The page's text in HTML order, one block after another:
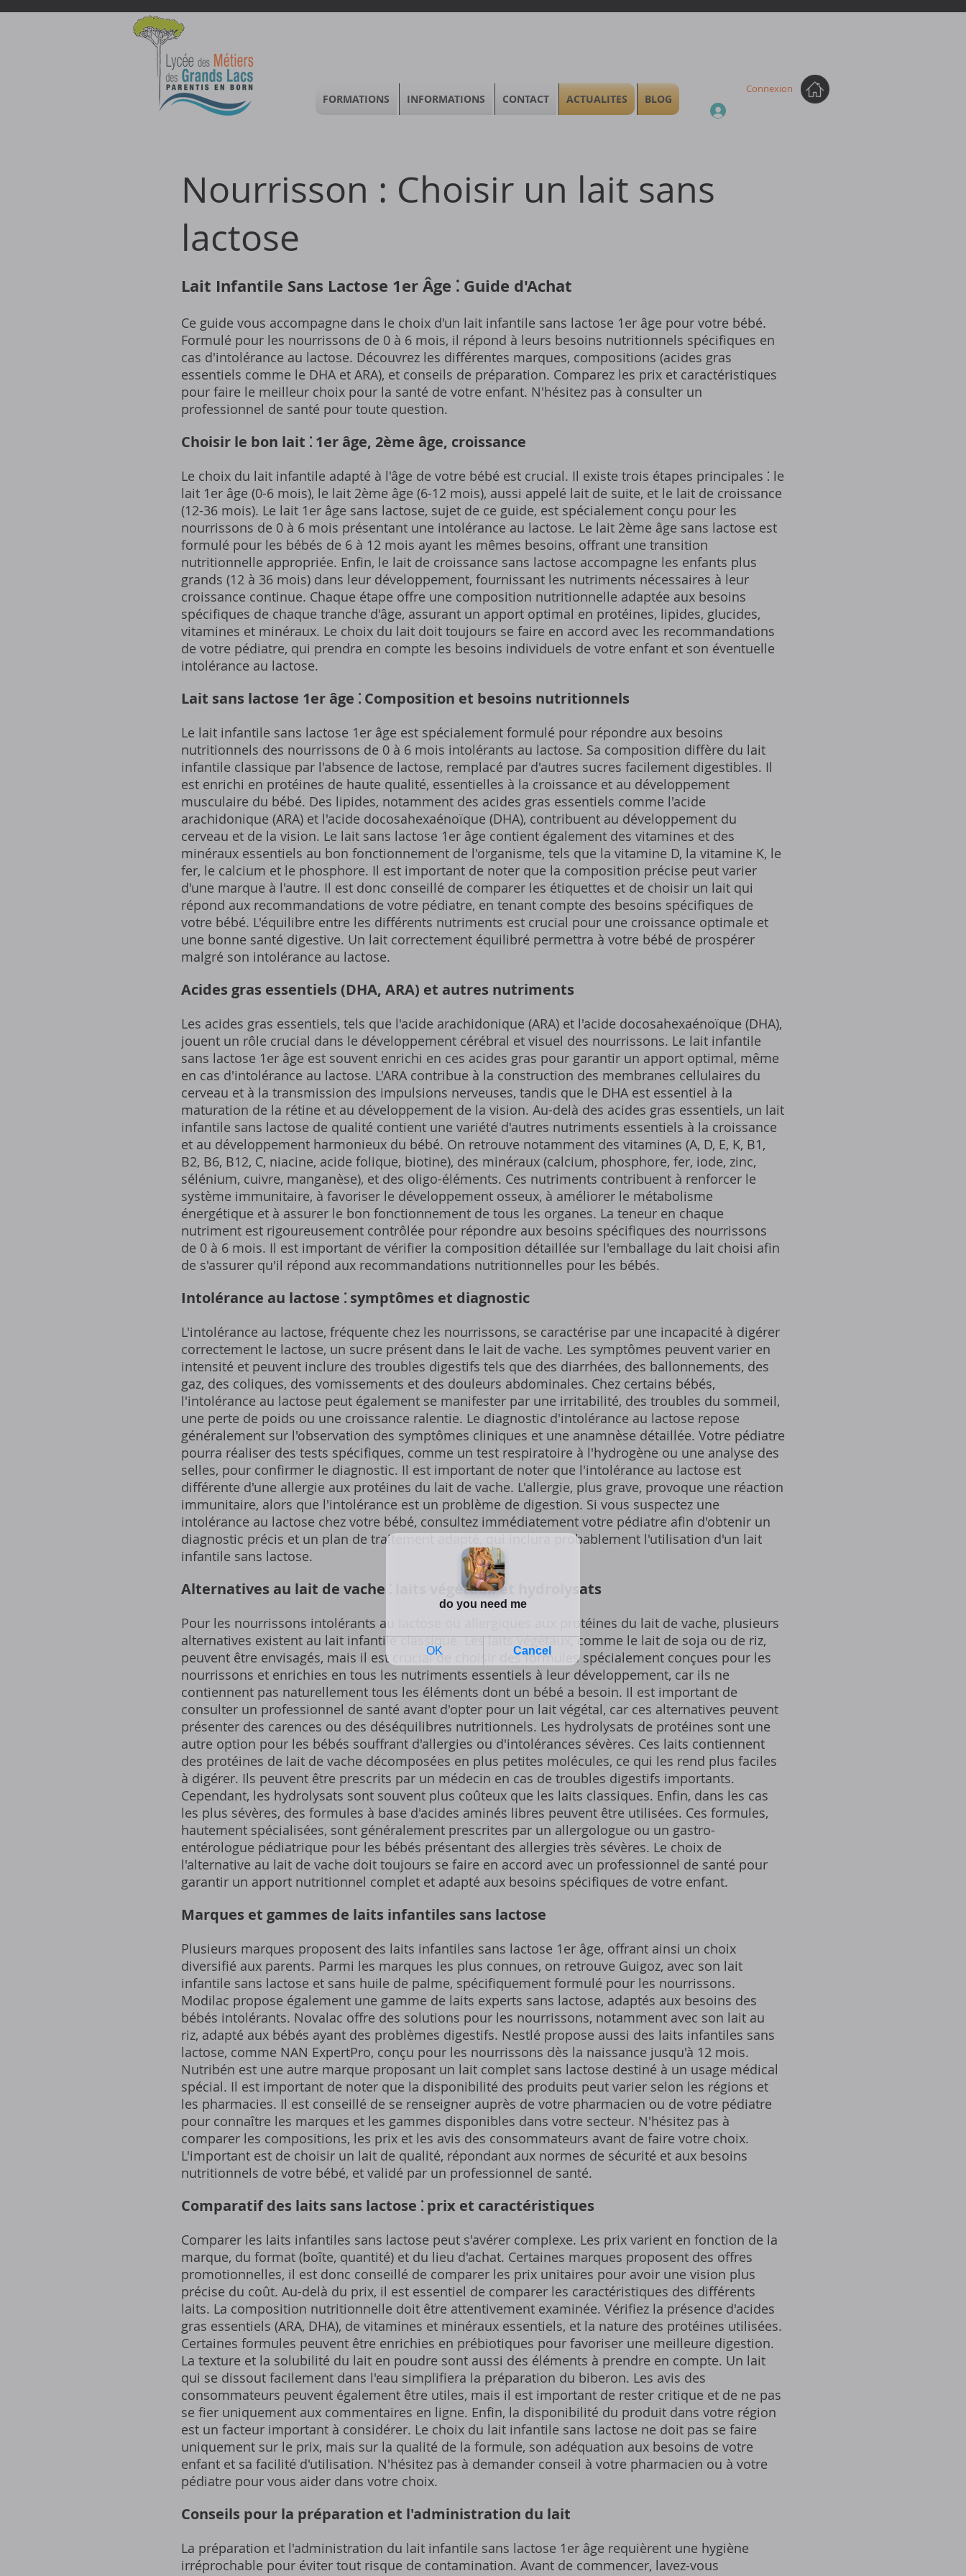
Connexion
Nourrisson : Choisir un lait sans
lactose
Lait Infantile Sans Lactose 1er Âge ⁚ Guide d'Achat
Ce guide vous accompagne dans le choix d'un lait infantile sans lactose 1er âge pour votre bébé.
Formulé pour les nourrissons de 0 à 6 mois, il répond à leurs besoins nutritionnels spécifiques en
cas d'intolérance au lactose. Découvrez les différentes marques, compositions (acides gras
essentiels comme le DHA et ARA), et conseils de préparation. Comparez les prix et caractéristiques
pour faire le meilleur choix pour la santé de votre enfant. N'hésitez pas à consulter un
professionnel de santé pour toute question.
Choisir le bon lait ⁚ 1er âge, 2ème âge, croissance
Le choix du lait infantile adapté à l'âge de votre bébé est crucial. Il existe trois étapes principales ⁚ le
lait 1er âge (0-6 mois), le lait 2ème âge (6-12 mois), aussi appelé lait de suite, et le lait de croissance
(12-36 mois). Le lait 1er âge sans lactose, sujet de ce guide, est spécialement conçu pour les
nourrissons de 0 à 6 mois présentant une intolérance au lactose. Le lait 2ème âge sans lactose est
formulé pour les bébés de 6 à 12 mois ayant les mêmes besoins, offrant une transition
nutritionnelle appropriée. Enfin, le lait de croissance sans lactose accompagne les enfants plus
grands (12 à 36 mois) dans leur développement, fournissant les nutriments nécessaires à leur
croissance continue. Chaque étape offre une composition nutritionnelle adaptée aux besoins
spécifiques de chaque tranche d'âge, assurant un apport optimal en protéines, lipides, glucides,
vitamines et minéraux. Le choix du lait doit toujours se faire en accord avec les recommandations
de votre pédiatre, qui prendra en compte les besoins individuels de votre enfant et son éventuelle
intolérance au lactose.
Lait sans lactose 1er âge ⁚ Composition et besoins nutritionnels
Le lait infantile sans lactose 1er âge est spécialement formulé pour répondre aux besoins
nutritionnels des nourrissons de 0 à 6 mois intolérants au lactose. Sa composition diffère du lait
infantile classique par l'absence de lactose, remplacé par d'autres sucres facilement digestibles. Il
est enrichi en protéines de haute qualité, essentielles à la croissance et au développement
musculaire du bébé. Des lipides, notamment des acides gras essentiels comme l'acide
arachidonique (ARA) et l'acide docosahexaénoïque (DHA), contribuent au développement du
cerveau et de la vision. Le lait sans lactose 1er âge contient également des vitamines et des
minéraux essentiels au bon fonctionnement de l'organisme, tels que la vitamine D, la vitamine K, le
fer, le calcium et le phosphore. Il est important de noter que la composition précise peut varier
d'une marque à l'autre. Il est donc conseillé de comparer les étiquettes et de choisir un lait qui
répond aux recommandations de votre pédiatre, en tenant compte des besoins spécifiques de
votre bébé. L'équilibre entre les différents nutriments est crucial pour une croissance optimale et
une bonne santé digestive. Un lait correctement équilibré permettra à votre bébé de prospérer
malgré son intolérance au lactose.
Acides gras essentiels (DHA, ARA) et autres nutriments
Les acides gras essentiels, tels que l'acide arachidonique (ARA) et l'acide docosahexaénoïque (DHA),
jouent un rôle crucial dans le développement cérébral et visuel des nourrissons. Le lait infantile
sans lactose 1er âge est souvent enrichi en ces acides gras pour garantir un apport optimal, même
en cas d'intolérance au lactose. L'ARA contribue à la construction des membranes cellulaires du
cerveau et à la transmission des impulsions nerveuses, tandis que le DHA est essentiel à la
maturation de la rétine et au développement de la vision. Au-delà des acides gras essentiels, un lait
infantile sans lactose de qualité contient une variété d'autres nutriments essentiels à la croissance
et au développement harmonieux du bébé. On retrouve notamment des vitamines (A, D, E, K, B1,
B2, B6, B12, C, niacine, acide folique, biotine), des minéraux (calcium, phosphore, fer, iode, zinc,
sélénium, cuivre, manganèse), et des oligo-éléments. Ces nutriments contribuent à renforcer le
système immunitaire, à favoriser le développement osseux, à améliorer le métabolisme
énergétique et à assurer le bon fonctionnement de tous les organes. La teneur en chaque
nutriment est rigoureusement contrôlée pour répondre aux besoins spécifiques des nourrissons
de 0 à 6 mois. Il est important de vérifier la composition détaillée sur l'emballage du lait choisi afin
de s'assurer qu'il répond aux recommandations nutritionnelles pour les bébés.
Intolérance au lactose ⁚ symptômes et diagnostic
L'intolérance au lactose, fréquente chez les nourrissons, se caractérise par une incapacité à digérer
correctement le lactose, un sucre présent dans le lait de vache. Les symptômes peuvent varier en
intensité et peuvent inclure des troubles digestifs tels que des diarrhées, des ballonnements, des
gaz, des coliques, des vomissements et des douleurs abdominales. Chez certains bébés,
l'intolérance au lactose peut également se manifester par une irritabilité, des troubles du sommeil,
une perte de poids ou une croissance ralentie. Le diagnostic d'intolérance au lactose repose
généralement sur l'observation des symptômes cliniques et une anamnèse détaillée. Votre pédiatre
pourra réaliser des tests spécifiques, comme un test respiratoire à l'hydrogène ou une analyse des
selles, pour confirmer le diagnostic. Il est important de noter que l'intolérance au lactose est
différente d'une allergie aux protéines du lait de vache. L'allergie, plus grave, provoque une réaction
immunitaire, alors que l'intolérance est un problème de digestion. Si vous suspectez une
intolérance au lactose chez votre bébé, consultez immédiatement votre pédiatre afin d'obtenir un
diagnostic précis et un plan de traitement adapté, qui inclura probablement l'utilisation d'un lait
infantile sans lactose.
Alternatives au lait de vache ⁚ laits végétaux et hydrolysats
Pour les nourrissons intolérants au lactose ou allergiques aux protéines du lait de vache, plusieurs
alternatives existent au lait infantile classique. Les laits végétaux, comme le lait de soja ou de riz,
peuvent être envisagés, mais il est crucial de choisir des formules spécialement conçues pour les
nourrissons et enrichies en tous les nutriments essentiels à leur développement, car ils ne
contiennent pas naturellement tous les éléments dont un bébé a besoin. Il est important de
consulter un professionnel de santé avant d'opter pour un lait végétal, car ces alternatives peuvent
présenter des carences ou des déséquilibres nutritionnels. Les hydrolysats de protéines sont une
autre option pour les bébés souffrant d'allergies ou d'intolérances sévères. Ces laits contiennent
des protéines de lait de vache décomposées en plus petites molécules, ce qui les rend plus faciles
à digérer. Ils peuvent être prescrits par un médecin en cas de troubles digestifs importants.
Cependant, les hydrolysats sont souvent plus coûteux que les laits classiques. Enfin, dans les cas
les plus sévères, des formules à base d'acides aminés libres peuvent être utilisées. Ces formules,
hautement spécialisées, sont généralement prescrites par un allergologue ou un gastro-
entérologue pédiatrique pour les bébés présentant des allergies très sévères. Le choix de
l'alternative au lait de vache doit toujours se faire en accord avec un professionnel de santé pour
garantir un apport nutritionnel complet et adapté aux besoins spécifiques de votre enfant.
Marques et gammes de laits infantiles sans lactose
Plusieurs marques proposent des laits infantiles sans lactose 1er âge, offrant ainsi un choix
diversifié aux parents. Parmi les marques les plus connues, on retrouve Guigoz, avec son lait
infantile sans lactose et sans huile de palme, spécifiquement formulé pour les nourrissons.
Modilac propose également une gamme de laits experts sans lactose, adaptés aux besoins des
bébés intolérants. Novalac offre des solutions pour les nourrissons, notamment avec son lait au
riz, adapté aux bébés ayant des problèmes digestifs. Nestlé propose aussi des laits infantiles sans
lactose, comme NAN ExpertPro, conçu pour les nourrissons dès la naissance jusqu'à 12 mois.
Nutribén est une autre marque proposant un lait complet sans lactose destiné à un usage médical
spécial. Il est important de noter que la disponibilité des produits peut varier selon les régions et
les pharmacies. Il est conseillé de se renseigner auprès de votre pharmacien ou de votre pédiatre
pour connaître les marques et les gammes disponibles dans votre secteur. N'hésitez pas à
comparer les compositions, les prix et les avis des consommateurs avant de faire votre choix.
L'important est de choisir un lait de qualité, répondant aux normes de sécurité et aux besoins
nutritionnels de votre bébé, et validé par un professionnel de santé.
Comparatif des laits sans lactose ⁚ prix et caractéristiques
Comparer les laits infantiles sans lactose peut s'avérer complexe. Les prix varient en fonction de la
marque, du format (boîte, quantité) et du lieu d'achat. Certaines marques proposent des offres
promotionnelles, il est donc conseillé de comparer les prix unitaires pour avoir une vision plus
précise du coût. Au-delà du prix, il est essentiel de comparer les caractéristiques des différents
laits. La composition nutritionnelle doit être attentivement examinée. Vérifiez la présence d'acides
gras essentiels (ARA, DHA), de vitamines et minéraux essentiels, et la nature des protéines utilisées.
Certaines formules peuvent être enrichies en prébiotiques pour favoriser une meilleure digestion.
La texture et la solubilité du lait en poudre sont aussi des éléments à prendre en compte. Un lait
qui se dissout facilement dans l'eau simplifiera la préparation du biberon. Les avis des
consommateurs peuvent également être utiles, mais il est important de rester critique et de ne pas
se fier uniquement aux commentaires en ligne. Enfin, la disponibilité du produit dans votre région
est un facteur important à considérer. Le choix du lait infantile sans lactose ne doit pas se faire
uniquement sur le prix, mais sur la qualité de la formule, son adéquation aux besoins de votre
enfant et sa facilité d'utilisation. N'hésitez pas à demander conseil à votre pharmacien ou à votre
pédiatre pour vous aider dans votre choix.
Conseils pour la préparation et l'administration du lait
La préparation et l'administration du lait infantile sans lactose 1er âge requièrent une hygiène
irréprochable pour éviter tout risque de contamination. Avant de commencer, lavez-vous
FORMATIONS INFORMATIONS CONTACT ACTUALITES BLOG